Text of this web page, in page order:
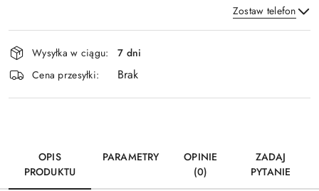
Zostaw telefon
Dostępność
i
dostawa
Wysyłka w ciągu:
7 dni
Cena przesyłki:
Brak
OPIS
PRODUKTU
PARAMETRY
OPINIE
(0)
ZADAJ
PYTANIE